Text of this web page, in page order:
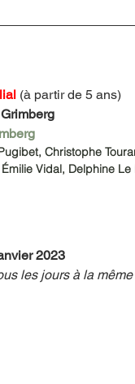
(à partir de 5 ans)
Christophe
Vidal, Delphine
2023
les jours à la